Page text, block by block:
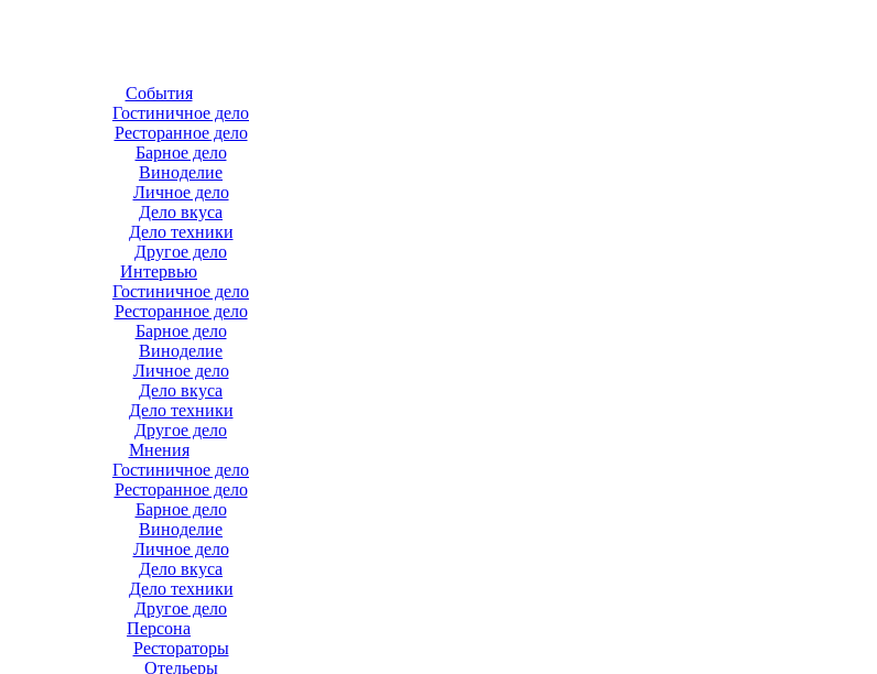
События
Гостиничное дело
Ресторанное дело
Барное дело
Виноделие
Личное дело
Дело вкуса
Дело техники
Другое дело
Интервью
Гостиничное дело
Ресторанное дело
Барное дело
Виноделие
Личное дело
Дело вкуса
Дело техники
Другое дело
Мнения
Гостиничное дело
Ресторанное дело
Барное дело
Виноделие
Личное дело
Дело вкуса
Дело техники
Другое дело
Персона
Рестораторы
Отельеры